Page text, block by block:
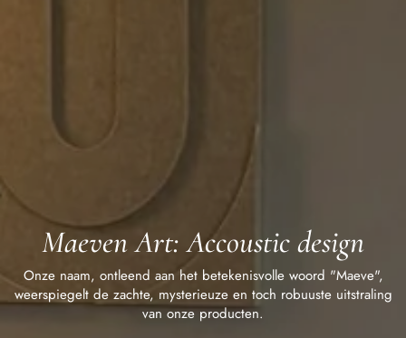
Maeven Art: Accoustic design
Onze naam, ontleend aan het betekenisvolle woord "Maeve",
weerspiegelt de zachte, mysterieuze en toch robuuste uitstraling
van onze producten.